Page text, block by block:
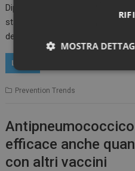
Dipartimenti di Prevenzione
stati approfonditi temi di stretta
del nuovo Sistema Nazionale…
LEGGI
Prevention Trends
efficace anche
con altri vaccini
MOSTRA
Necessari
Necessari